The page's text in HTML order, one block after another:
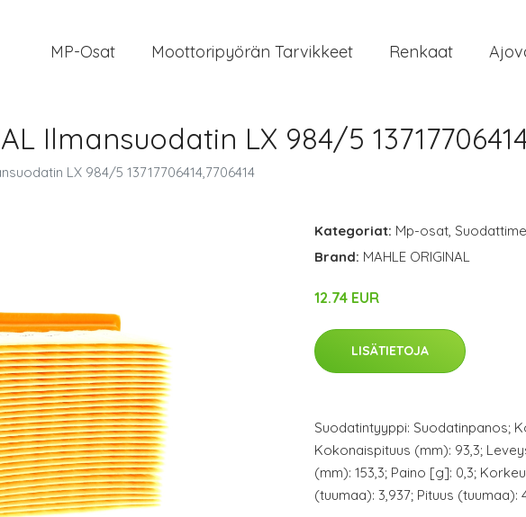
MP-Osat Moottoripyörän Tarvikkeet Renkaat
Ilmansuodatin LX 984/5
LX 984/5 13717706414,7706414
Kategoriat: Mp-osat,
Brand: MAHLE ORIGINAL
12.74 EUR
LISÄTIETOJA
Suodatintyyppi: Suodatinpanos;
Kokonaispituus (mm): 93,3;
(mm): 153,3; Paino [g]: 0,3;
(tuumaa): 3,937; Pituus (tuumaa):